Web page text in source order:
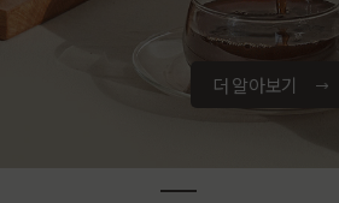
더 알아보기